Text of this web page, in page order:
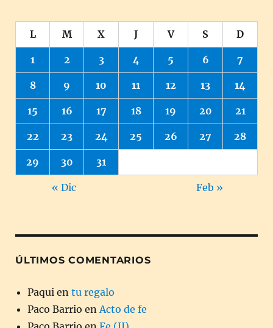
L M X J V S D
1 2 3 4 5 6 7
8 9 10 11 12 13 14
15 16 17 18 19 20 21
22 23 24 25 26 27 28
29 30 31
« Dic Feb »
ÚLTIMOS COMENTARIOS
Paqui en tu regalo
Paco Barrio enActo de fe